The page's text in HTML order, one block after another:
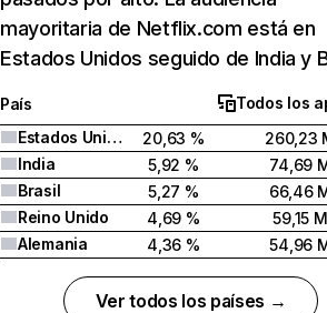
mayoritaria de Netflix.com está en
Estados Unidos seguido de India y
País
Todos los
Estados Unidos
20,63 %
260,23
India
5,92 %
74,69
Brasil
5,27 %
66,46
Reino Unido
4,69 %
59,15 M
Alemania
4,36 % 54,96
Ver todos los países →